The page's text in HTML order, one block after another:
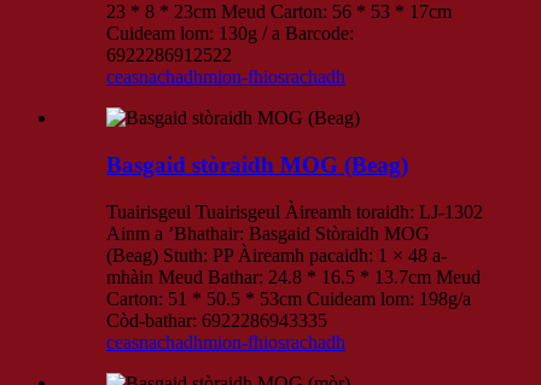
23 * 8 * 23cm Meud Carton: 56 * 53 * 17cm
Cuideam lom: 130g / a Barcode:
6922286912522
ceasnachadhmion-fhiosrachadh
Basgaid stòraidh MOG (Beag)
Tuairisgeul Tuairisgeul Àireamh toraidh: LJ-1302
Ainm a ’Bhathair: Basgaid Stòraidh MOG
(Beag) Stuth: PP Àireamh pacaidh: 1 × 48 a-
mhàin Meud Bathar: 24.8 * 16.5 * 13.7cm Meud
Carton: 51 * 50.5 * 53cm Cuideam lom: 198g/a
Còd-bathar: 6922286943335
ceasnachadhmion-fhiosrachadh